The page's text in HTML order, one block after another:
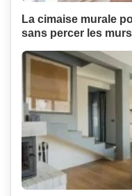
La cimaise murale
sans percer les murs